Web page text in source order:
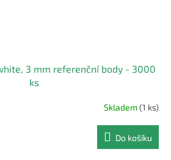
3 mm referenční body - 3000
ks
Skladem(1 ks)
Do košíku